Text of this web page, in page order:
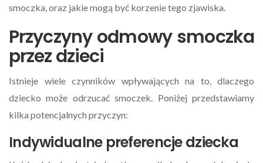
smoczka, oraz jakie mogą być korzenie tego zjawiska.
Przyczyny odmowy smoczka
przez dzieci
Istnieje wiele czynników wpływających na to, dlaczego
dziecko może odrzucać smoczek. Poniżej przedstawiamy
kilka potencjalnych przyczyn:
Indywidualne preferencje dziecka